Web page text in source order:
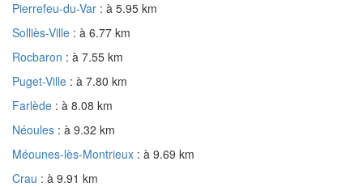
Pierrefeu-du-Var : à 5.95 km
Solliès-Ville : à 6.77 km
Rocbaron : à 7.55 km
Puget-Ville : à 7.80 km
Farlède : à 8.08 km
Néoules : à 9.32 km
Méounes-lès-Montrieux : à 9.69 km
Crau : à 9.91 km